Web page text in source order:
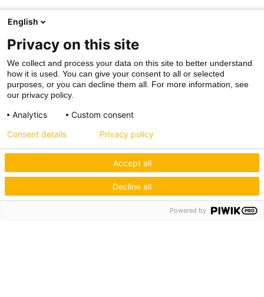
English
Privacy on this site
We collect and process your data on this site to better understand
how it is used. You can give your consent to all or selected
purposes, or you can decline them all. For more information, see
our privacy policy.
Analytics Custom consent
Accept all
Decline all
Consent details Privacy policy
Powered by